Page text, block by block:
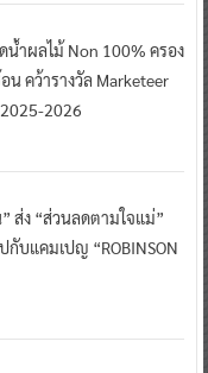
น้ำผลไม้ Non 100% ครอง
น คว้ารางวัล Marketeer
2026
ส่ง “ส่วนลดตามใจแม่”
บแคมเปญ “ROBINSON